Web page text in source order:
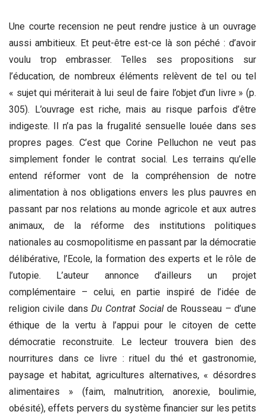
Une courte recension ne peut rendre justice à un ouvrage
aussi ambitieux. Et peut-être est-ce là son péché : d’avoir
voulu trop embrasser. Telles ses propositions sur
l’éducation, de nombreux éléments relèvent de tel ou tel
« sujet qui mériterait à lui seul de faire l’objet d’un livre » (p.
305). L’ouvrage est riche, mais au risque parfois d’être
indigeste. Il n’a pas la frugalité sensuelle louée dans ses
propres pages. C’est que Corine Pelluchon ne veut pas
simplement fonder le contrat social. Les terrains qu’elle
entend réformer vont de la compréhension de notre
alimentation à nos obligations envers les plus pauvres en
passant par nos relations au monde agricole et aux autres
animaux, de la réforme des institutions politiques
nationales au cosmopolitisme en passant par la démocratie
délibérative, l’Ecole, la formation des experts et le rôle de
l’utopie. L’auteur annonce d’ailleurs un projet
complémentaire – celui, en partie inspiré de l’idée de
religion civile dans Du Contrat Socialde Rousseau – d’une
éthique de la vertu à l’appui pour le citoyen de cette
démocratie reconstruite. Le lecteur trouvera bien des
nourritures dans ce livre : rituel du thé et gastronomie,
paysage et habitat, agricultures alternatives, « désordres
alimentaires » (faim, malnutrition, anorexie, boulimie,
obésité), effets pervers du système financier sur les petits